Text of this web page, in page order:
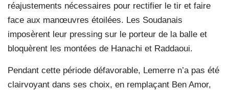
réajustements nécessaires pour rectifier le tir et faire
face aux manœuvres étoilées. Les Soudanais
imposèrent leur pressing sur le porteur de la balle et
bloquèrent les montées de Hanachi et Raddaoui.
Pendant cette période défavorable, Lemerre n’a pas été
clairvoyant dans ses choix, en remplaçant Ben Amor,